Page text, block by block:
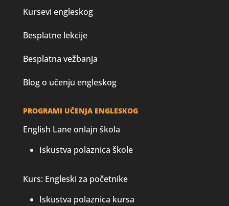
Kursevi engleskog
Besplatne lekcije
Besplatna vežbanja
Blog o učenju engleskog
PROGRAMI UČENJA ENGLESKOG
English Lane onlajn škola
Iskustva polaznica škole
Kurs: Engleski za početnike
Iskustva polaznica kursa